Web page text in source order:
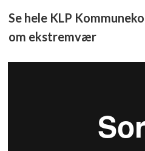
Se hele KLP
om ekstremvær